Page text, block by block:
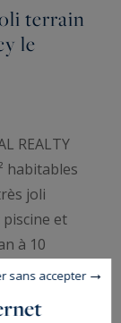
terrain
le
REALTY
habitables
joli
et
à 10
Possibilité
sans accepter